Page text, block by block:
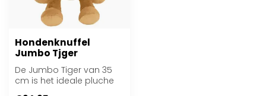
Hondenknuffel
Jumbo Tjger
De Jumbo Tiger van 35
cm is het ideale pluche